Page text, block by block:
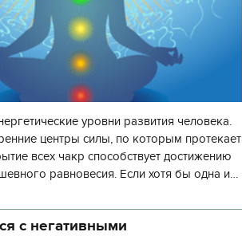
уровни развития человека.
центры силы, по которым протекает
всех чакр способствует достижению
равновесия. Если хотя бы одна и
с негативными